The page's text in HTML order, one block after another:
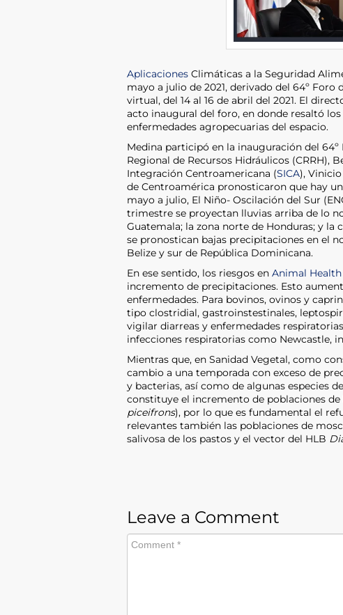
Aplicaciones Climáticas a la Seguridad
mayo a julio de 2021, derivado del 64º
virtual, del 14 al 16 de abril del 2021. El
acto inaugural del foro, en donde resaltó
enfermedades agropecuarias del espacio.
Medina participó en la inauguración del
Regional de Recursos Hidráulicos (CRRH),
Integración Centroamericana (SICA),
de Centroamérica pronosticaron que hay
mayo a julio, El Niño- Oscilación del Sur
trimestre se proyectan lluvias arriba de lo
Guatemala; la zona norte de Honduras; y la
se pronostican bajas precipitaciones en el
Belize y sur de República Dominicana.
En ese sentido, los riesgos en Animal Health
incremento de precipitaciones. Esto
enfermedades. Para bovinos, ovinos y
tipo clostridial, gastroinstestinales,
vigilar diarreas y enfermedades
infecciones respiratorias como Newcastle,
Mientras que, en Sanidad Vegetal, como
cambio a una temporada con exceso de
y bacterias, así como de algunas especies
constituye el incremento de poblaciones de
piceifrons), por lo que es fundamental el
relevantes también las poblaciones de
salivosa de los pastos y el vector del HLB
Leave a Comment